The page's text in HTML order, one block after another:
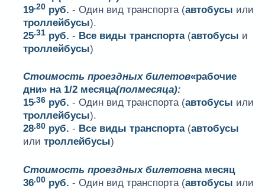
19.20 руб. - Один вид транспорта (автобусы или
троллейбусы).
25.31 руб. - Все виды транспорта(автобусы и
троллейбусы)
Стоимость проездных билетов«рабочие
дни» на 1/2 месяца(полмесяца):
15.36 руб. - Один вид транспорта (автобусы или
троллейбусы).
28.80 руб. - Все виды транспорта(автобусы
илитроллейбусы)
Стоимость проездных билетовна месяц
36.00 руб. - Один вид транспорта (автобусы или